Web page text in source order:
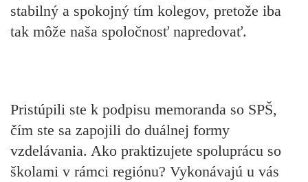
stabilný a spokojný tím kolegov, pretože iba
tak môže naša spoločnosť napredovať.
Pristúpili ste k podpisu memoranda so SPŠ,
čím ste sa zapojili do duálnej formy
vzdelávania. Ako praktizujete spoluprácu so
školami v rámci regiónu? Vykonávajú u vás